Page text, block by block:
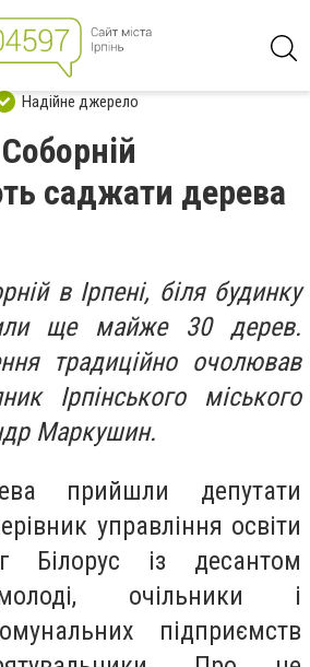
Надійне джерело
саджати дерева
в Ірпені, біля будинку
ще майже 30 дерев.
традиційно очолював
Ірпінського міського
Маркушин.
прийшли депутати
управління освіти
Білорус із десантом
очільники і
підприємств